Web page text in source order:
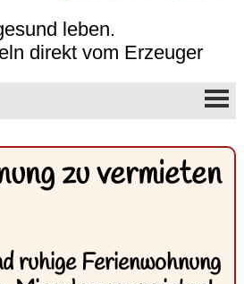
leben.
direkt vom Erzeuger
zu vermieten
ruhige Ferienwohnung